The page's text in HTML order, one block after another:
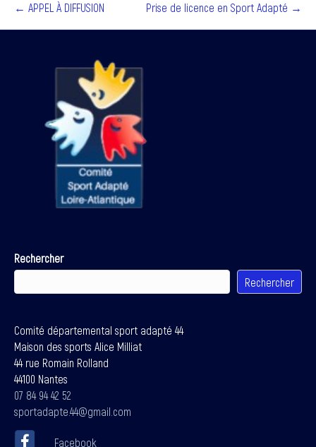
← APPEL À DIFFUSION Prise de licence en Sport Adapté →
Rechercher
Rechercher
Comité départemental sport adapté 44
Maison des sports Alice Milliat
44 rue Romain Rolland
44100 Nantes
07 84 94 42 52
sportadapte.44@gmail.com
Facebook